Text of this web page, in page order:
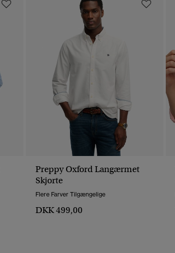
Preppy Oxford Langærmet
Skjorte
Flere Farver Tilgængelige
DKK 499,00